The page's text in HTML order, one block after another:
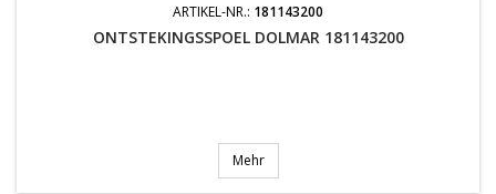
ARTIKEL-NR.: 181143200
ONTSTEKINGSSPOEL DOLMAR 181143200
Mehr